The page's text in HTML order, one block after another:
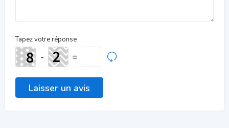
Tapez votre réponse
- =